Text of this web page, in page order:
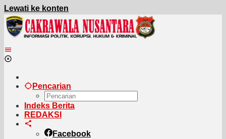
Lewati ke konten
Pencarian
Indeks Berita
REDAKSI
Facebook